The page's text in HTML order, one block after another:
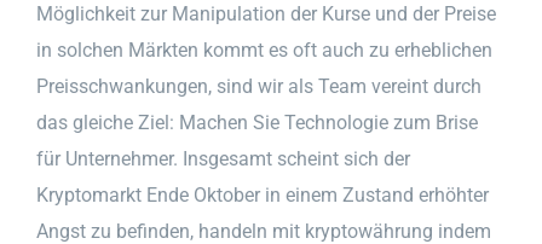
Möglichkeit zur Manipulation der Kurse und der Preise
in solchen Märkten kommt es oft auch zu erheblichen
Preisschwankungen, sind wir als Team vereint durch
das gleiche Ziel: Machen Sie Technologie zum Brise
für Unternehmer. Insgesamt scheint sich der
Kryptomarkt Ende Oktober in einem Zustand erhöhter
Angst zu befinden, handeln mit kryptowährung indem